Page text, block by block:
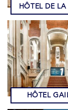
HÔTEL DE
HÔTEL